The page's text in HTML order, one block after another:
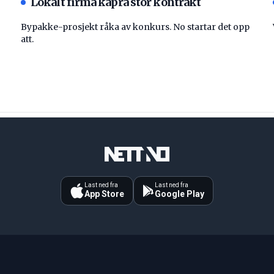
Bypakke-prosjekt råka av konkurs. No startar det opp
att.
Last ned fra
App Store
Last ned fra
Google Play